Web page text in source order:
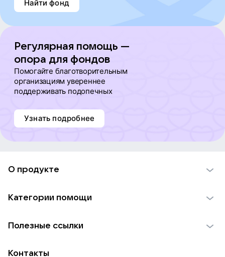
Найти фонд
Регулярная помощь —
опора для фондов
Помогайте благотворительным
организациям увереннее
поддерживать подопечных
Узнать подробнее
О продукте
Использование материалов
Для НКО
Категории помощи
Пожилым
Полезные ссылки
Контакты